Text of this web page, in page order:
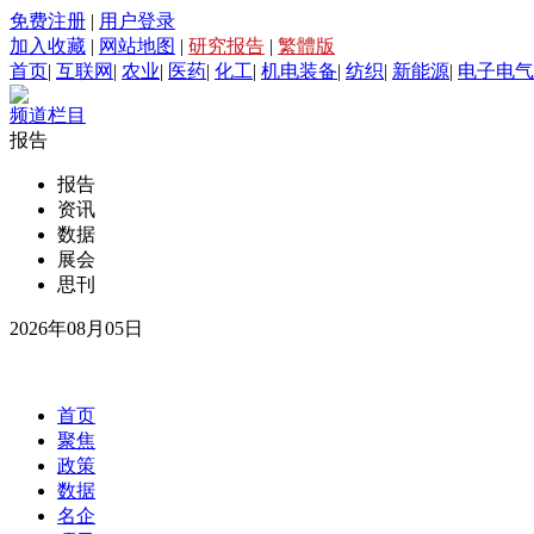
免费注册 | 用户登录
加入收藏 | 网站地图 | 研究报告 | 繁體版
首页| 互联网 | 农业| 医药| 化工| 机电装备| 纺织| 新能源| 电子电气
频道栏目
报告
报告
资讯
数据
展会
思刊
2026年08月05日
首页
聚焦
政策
数据
名企